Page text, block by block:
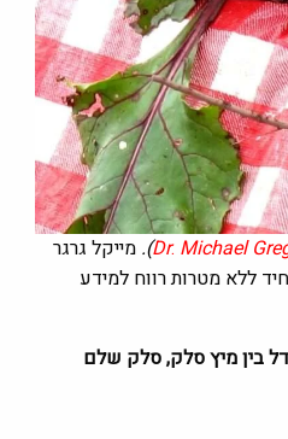
Dr. Michael
)
. מייקל גרגר
ללא מטרות רווח למידע
בין מיץ סלק, סלק שלם